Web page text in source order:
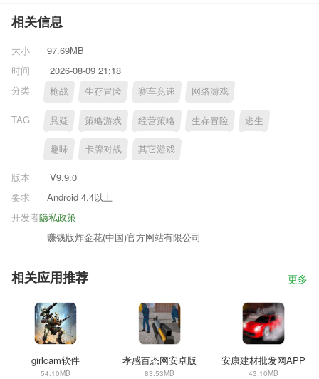
相关信息
大小
97.69MB
时间
2026-08-09 21:18
分类
枪战 生存冒险 赛车竞速 网络游戏
TAG 悬疑 策略游戏 经营策略 生存冒险 逃生
趣味 卡牌对战 其它游戏
版本
V9.9.0
要求
Android 4.4以上
隐私政策
开发者
赚钱版炸金花(中国)官方网站有限公司
相关应用推荐 更多
girlcam软件
54.10MB
孝感百态网安卓版
83.53MB
安康建材批发网APP
43.10MB